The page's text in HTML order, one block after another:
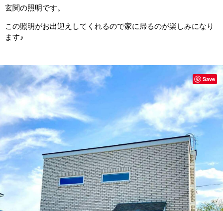
玄関の照明です。
この照明がお出迎えしてくれるので家に帰るのが楽しみになり
ます♪
Save